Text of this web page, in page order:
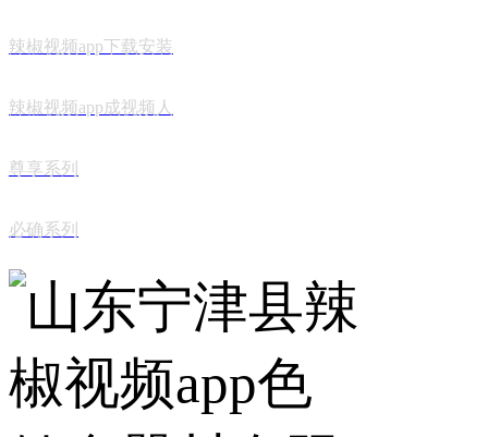
辣椒视频app下载安装
辣椒视频app成视频人
尊享系列
必确系列